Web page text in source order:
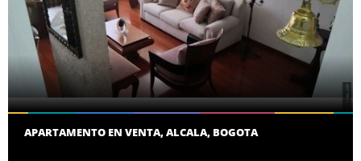
APARTAMENTO EN VENTA, ALCALA, BOGOTA